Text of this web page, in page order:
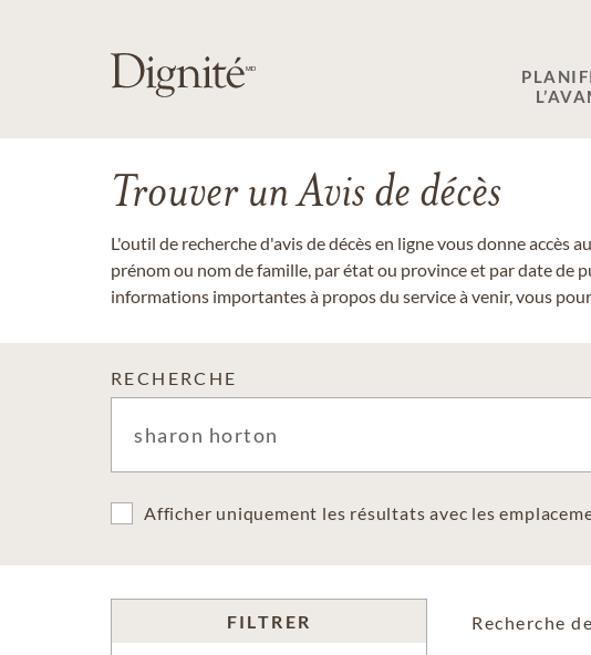
Trouver un Avis de décès
L'outil de recherche d'avis de décès en ligne vous donne accès
prénom ou nom de famille, par état ou province et par date de
informations importantes à propos du service à venir, vous
RECHERCHE
Afficher uniquement les résultats avec les
FILTRER Recherche de